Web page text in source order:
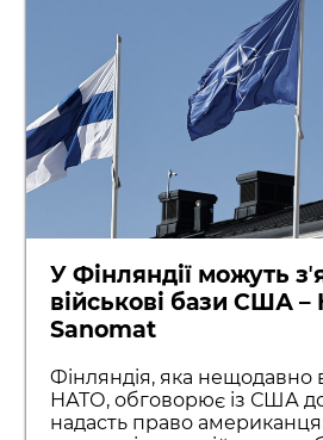
У Фінляндії можуть
військові бази США –
Sanomat
Фінляндія, яка нещодавно
НАТО, обговорює із США
надасть право